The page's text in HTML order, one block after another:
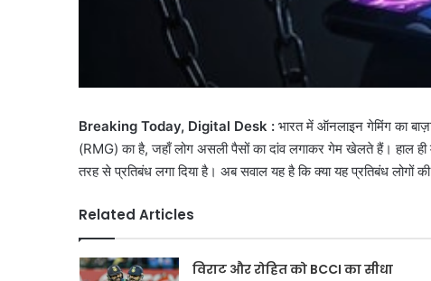
Breaking Today, Digital Desk : भारत में ऑनलाइन गेमिंग का
(RMG) का है, जहाँ लोग असली पैसों का दांव लगाकर गेम खेलते हैं। हाल
तरह से प्रतिबंध लगा दिया है। अब सवाल यह है कि क्या यह प्रतिबंध लोगों
Related Articles
विराट और रोहित को BCCI का सीधा